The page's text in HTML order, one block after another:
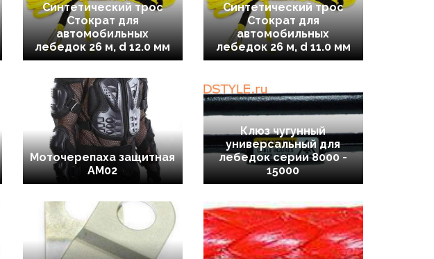
Синтетический трос
Стократ для
автомобильных
лебедок 26 м, d 12.0 мм
Синтетический трос
Стократ для
автомобильных
лебедок 26 м, d 11.0 мм
Моточерепаха защитная
AM02
Клюз чугунный
универсальный для
лебедок серии 8000 -
15000